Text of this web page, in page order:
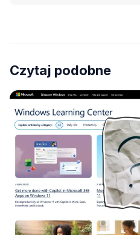
Czytaj podobne